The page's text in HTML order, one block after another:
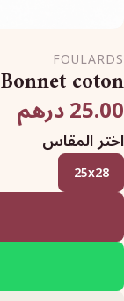
FOULARDS
Bonnet coton
25.00 درهم
اختر المقاس
25x28